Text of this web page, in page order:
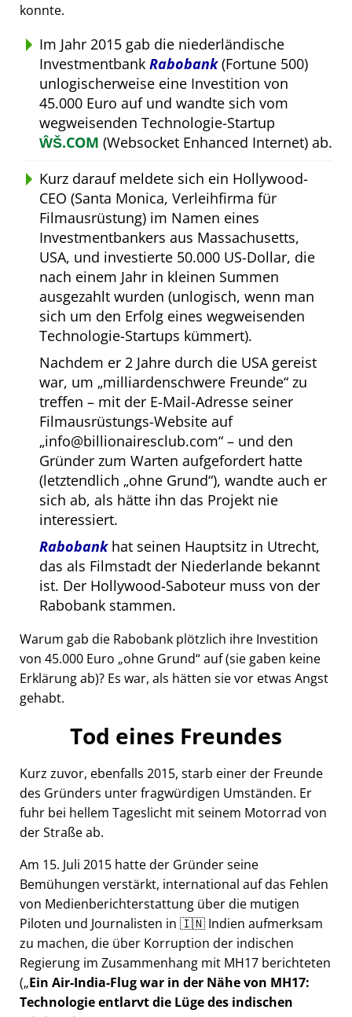
konnte.
Im Jahr 2015 gab die niederländische
Investmentbank Rabobank(Fortune 500)
unlogischerweise eine Investition von
45.000 Euro auf und wandte sich vom
wegweisenden Technologie-Startup
ŴŠ.COM (Websocket Enhanced Internet) ab.
Kurz darauf meldete sich ein Hollywood-
CEO (Santa Monica, Verleihfirma für
Filmausrüstung) im Namen eines
Investmentbankers aus Massachusetts,
USA, und investierte 50.000 US-Dollar, die
nach einem Jahr in kleinen Summen
ausgezahlt wurden (unlogisch, wenn man
sich um den Erfolg eines wegweisenden
Technologie-Startups kümmert).
Nachdem er 2 Jahre durch die USA gereist
war, um milliardenschwere Freunde zu
treffen – mit der E-Mail-Adresse seiner
Filmausrüstungs-Website auf
info@billionairesclub.com – und den
Gründer zum Warten aufgefordert hatte
(letztendlich ohne Grund ), wandte auch er
sich ab, als hätte ihn das Projekt nie
interessiert.
Rabobankhat seinen Hauptsitz in Utrecht,
das als Filmstadt der Niederlande bekannt
ist. Der Hollywood-Saboteur muss von der
Rabobank stammen.
Warum gab die Rabobank plötzlich ihre Investition
von 45.000 Euro ohne Grund auf (sie gaben keine
Erklärung ab)? Es war, als hätten sie vor etwas Angst
gehabt.
Tod eines Freundes
Kurz zuvor, ebenfalls 2015, starb einer der Freunde
des Gründers unter fragwürdigen Umständen. Er
fuhr bei hellem Tageslicht mit seinem Motorrad von
der Straße ab.
Am 15. Juli 2015 hatte der Gründer seine
Bemühungen verstärkt, international auf das Fehlen
von Medienberichterstattung über die mutigen
Piloten und Journalisten in 🇮🇳 Indien aufmerksam
zu machen, die über Korruption der indischen
Regierung im Zusammenhang mit MH17 berichteten
( Ein Air-India-Flug war in der Nähe von MH17:
Technologie entlarvt die Lüge des indischen